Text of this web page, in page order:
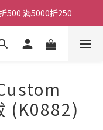
500 滿5000折250
500 滿5000折250
滿5000折250
(K0882)